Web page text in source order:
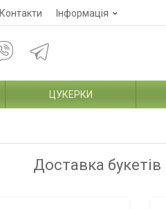
Контакти Інформація
ЦУКЕРКИ
Доставка букетів